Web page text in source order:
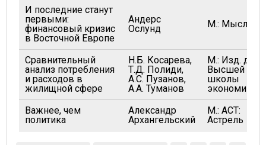
И последние станут
первыми:
финансовый кризис
в Восточной Европе
Андерс
Ослунд
М.: Мысль
Сравнительный
анализ потребления
и расходов в
жилищной сфере
Н.Б. Косарева,
Т.Д. Полиди,
А.С. Пузанов,
А.А. Туманов
М.: Изд. дом
Высшей
школы
экономики
Важнее, чем
политика
Александр
Архангельский
М.: АСТ:
Астрель